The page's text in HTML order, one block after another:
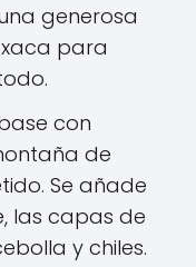
generosa
para
con
de
Se añade
las capas de
y chiles.